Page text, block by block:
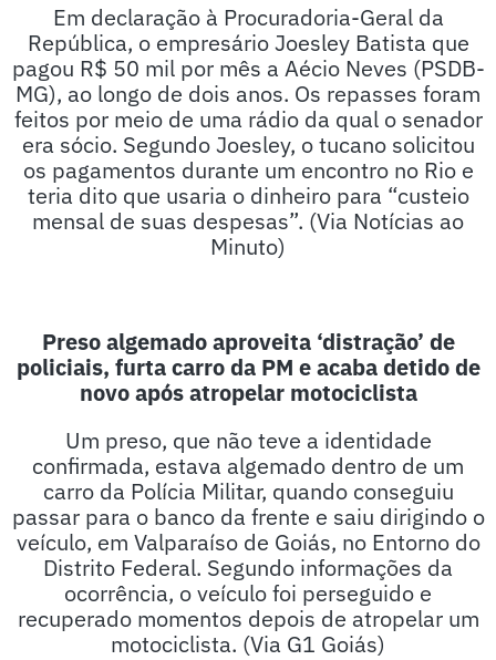
Em declaração à Procuradoria-Geral da
República, o empresário Joesley Batista que
pagou R$ 50 mil por mês a Aécio Neves (PSDB-
MG), ao longo de dois anos. Os repasses foram
feitos por meio de uma rádio da qual o senador
era sócio. Segundo Joesley, o tucano solicitou
os pagamentos durante um encontro no Rio e
teria dito que usaria o dinheiro para “custeio
mensal de suas despesas”. (Via Notícias ao
Minuto)
Preso algemado aproveita ‘distração’ de
policiais, furta carro da PM e acaba detido de
novo após atropelar motociclista
Um preso, que não teve a identidade
confirmada, estava algemado dentro de um
carro da Polícia Militar, quando conseguiu
passar para o banco da frente e saiu dirigindo o
veículo, em Valparaíso de Goiás, no Entorno do
Distrito Federal. Segundo informações da
ocorrência, o veículo foi perseguido e
recuperado momentos depois de atropelar um
motociclista. (Via G1 Goiás)